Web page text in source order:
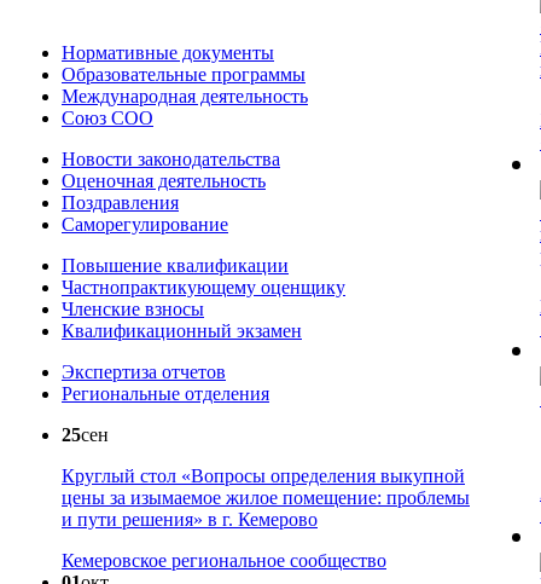
Нормативные документы
Образовательные программы
Международная деятельность
Союз СОО
Новости законодательства
Оценочная деятельность
Поздравления
Саморегулирование
Повышение квалификации
Частнопрактикующему оценщику
Членские взносы
Квалификационный экзамен
Экспертиза отчетов
Региональные отделения
25сен
Круглый стол «Вопросы определения выкупной
цены за изымаемое жилое помещение: проблемы
и пути решения» в г. Кемерово
Кемеровское региональное сообщество